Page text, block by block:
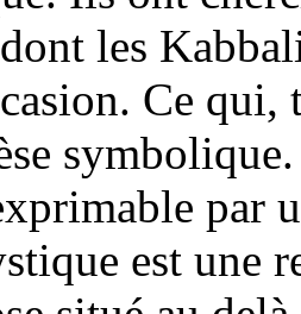
les
Ce qui,
par
est une